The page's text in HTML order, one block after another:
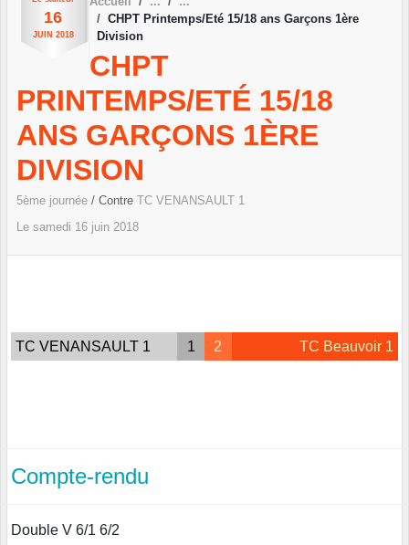
16
JUIN 2018
CHPT Printemps/Eté 15/18 ans Garçons 1ère
Division
CHPT
PRINTEMPS/ETÉ 15/18
ANS GARÇONS 1ÈRE
DIVISION
5ème journée / Contre TC VENANSAULT 1
Le samedi 16 juin 2018
TC VENANSAULT 1 1 2 TC Beauvoir 1
Compte-rendu
Double V 6/1 6/2